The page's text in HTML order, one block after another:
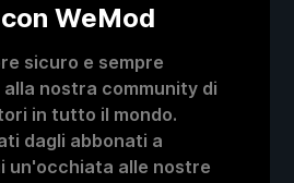
WeMod
sicuro e sempre
nostra community di
in tutto il mondo.
dagli abbonati a
un'occhiata alle nostre